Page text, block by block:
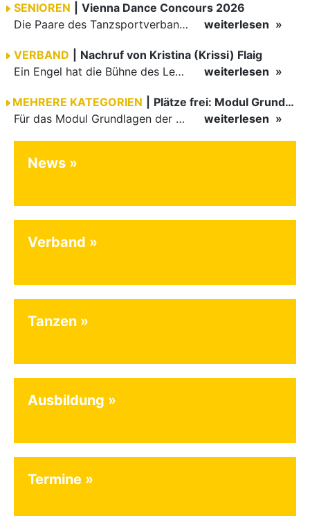
SENIOREN
Vienna Dance Concours 2026
Die Paare des Tanzsportverbandes Baden-Württemberg (TBW) glänzten auf dem internationalen Parkett des Vienna Dance Concourse 2026 im Wiener Rathaus mit hervorragenden Platzierungen Ergebnisse unter: …
weiterlesen
VERBAND
Nachruf von Kristina (Krissi) Flaig
Ein Engel hat die Bühne des Lebens verlassen. Viel zu früh, plötzlich und für uns alle unfassbar, wurde unsere geliebte Kristina (Krissi) Flaig im Alter von 36 Jahren aus dem Leben gerissen. Das Tanzen…
weiterlesen
MEHRERE KATEGORIEN
Plätze frei: Modul Grundlagen
Für das Modul Grundlagen der Breitensportausbildung vom 10. bis 13. September an der Landessportschule Albstadt sind noch Plätze frei. Das Modul kann auch für den Lizenzerhalt (30 LE fachlich) genutzt…
weiterlesen
News
Verband
Tanzen
Ausbildung
Termine